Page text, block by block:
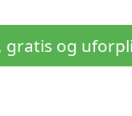
gratis og